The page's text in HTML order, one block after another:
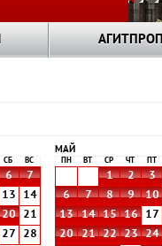
АГИТПРОП
СБ ВС
6
7
13
14
20
21
27
28
МАЙ
ПН ВТ СР ЧТ
1 2 3
6
7 8 9 10
13
14 15 16 17
20
21 22 23 24